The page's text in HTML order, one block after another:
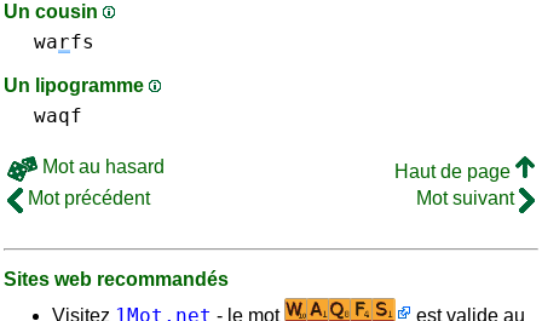
Un cousin
warfs
Un lipogramme
waqf
Mot au hasard
Haut de page
Mot précédent
Mot suivant
Sites web recommandés
Visitez 1Mot.net - le mot est valide au